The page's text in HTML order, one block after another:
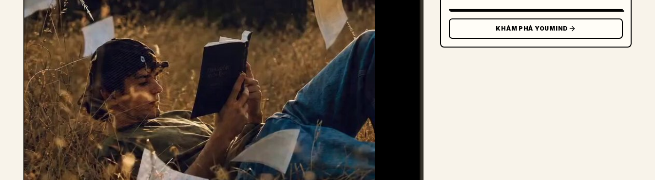
KHÁM PHÁ YOUMIND